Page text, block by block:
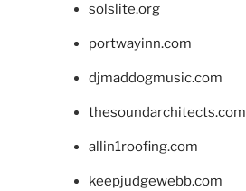
solslite.org
portwayinn.com
djmaddogmusic.com
thesoundarchitects.com
allin1roofing.com
keepjudgewebb.com